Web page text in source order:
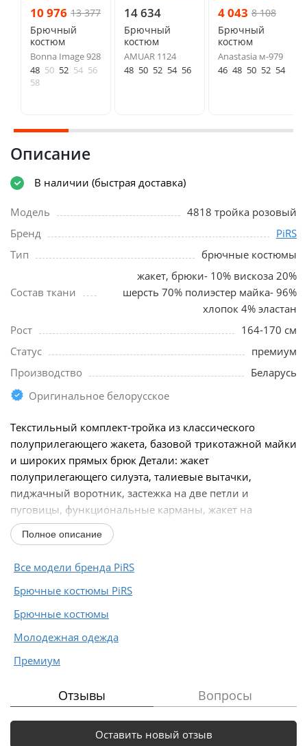
10 976 13 377
Брючный
костюм
Bonna Image 928
48 50 52 54 56
58
14 634
Брючный
костюм
AMUAR 1124
48 50 52 54 56
4 043 8 108
Брючный
костюм
Anastasia м-979
46 48 50 52 54
Описание
В наличии (быстрая доставка)
Модель
4818 тройка розовый
Бренд
PiRS
Тип
брючные костюмы
Состав ткани
жакет, брюки- 10% вискоза 20%
шерсть 70% полиэстер майка- 96%
хлопок 4% эластан
Рост
164-170 см
Статус
премиум
Производство
Беларусь
Оригинальное белорусское
Текстильный комплект-тройка из классического
полуприлегающего жакета, базовой трикотажной майки
и широких прямых брюк Детали: жакет
полуприлегающего силуэта, талиевые вытачки,
пиджачный воротник, застежка на две петли и
пуговицы, функциональные карманы, жакет на
подкладке. Майка...
Полное описание
Все модели бренда PiRS
Брючные костюмы PiRS
Брючные костюмы
Молодежная одежда
Премиум
Отзывы Вопросы
Оставить новый отзыв